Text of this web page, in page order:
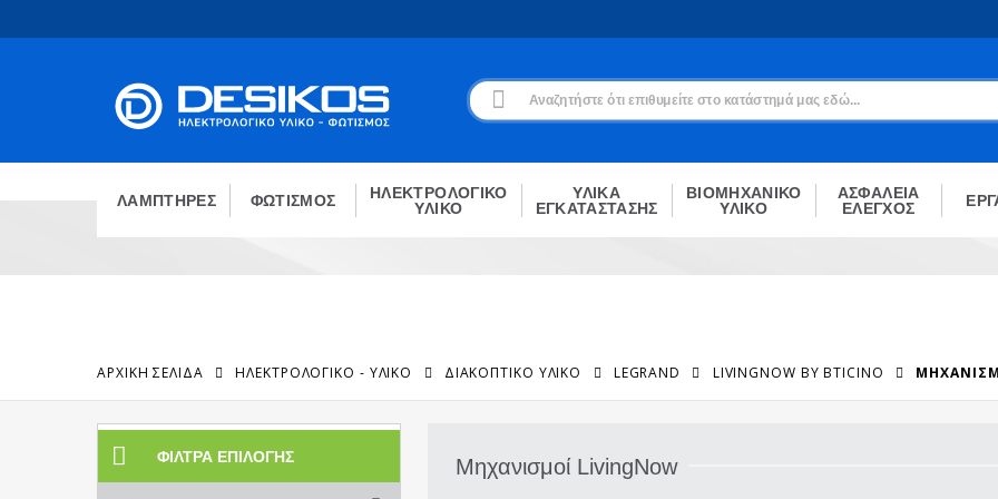
Εγγραφή
Δεν είσαι μέλος;
ΕΓΓΡΑΦΉ
ΛΑΜΠΤΗΡΕΣ ΦΩΤΙΣΜΟΣ
ΗΛΕΚΤΡΟΛΟΓΙΚΟ
ΥΛΙΚΟ
ΥΛΙΚΑ
ΕΓΚΑΤΑΣΤΑΣΗΣ
ΒΙΟΜΗΧΑΝΙΚΟ
ΥΛΙΚΟ
ΑΣΦΑΛΕΙΑ
ΕΛΕΓΧΟΣ
ΑΡΧΙΚΉ ΣΕΛΊΔΑ ΗΛΕΚΤΡΟΛΟΓΙΚΟ - ΥΛΙΚΟ ΔΙΑΚΟΠΤΙΚΌ ΥΛΙΚΌ LEGRAND LIVINGNOW BY BTICINO
ΦΊΛΤΡΑ ΕΠΙΛΟΓΉΣ Μηχανισμοί LivingNow